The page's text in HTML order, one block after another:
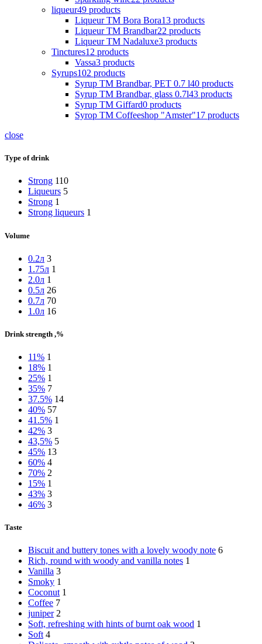
liqueur49 products
Liqueur TM Bora Bora13 products
Liqueur TM Brandbar22 products
Liqueur TM Nadaluxe3 products
Tinctures12 products
Vassa3 products
Syrups102 products
Syrup TM Brandbar, PET 0.7 l40 products
Syrup TM Brandbar, glass 0.7l43 products
Syrup TM Giffard0 products
Syrop TM Coffeeshop "Amster"17 products
close
Type of drink
Strong 110
Liqueurs 5
Strong 1
Strong liqueurs 1
Volume
0.2л 3
1.75л 1
2.0л 1
0.5л 26
0.7л 70
1.0л 16
Drink strength ,%
11% 1
18% 1
25% 1
35% 7
37.5% 14
40% 57
41.5% 1
42% 3
43,5% 5
45% 13
60% 4
70% 2
15% 1
43% 3
46% 3
Taste
Biscuit and buttery tones with a lovely woody note 6
Rich, round with woody and vanilla notes 1
Vanilla 3
Smoky 1
Coconut 1
Coffee 7
juniper 2
Soft, refreshing with hints of burnt oak wood 1
Soft 4